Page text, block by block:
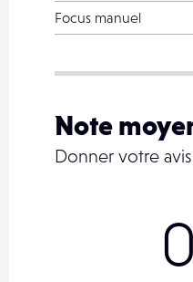
Focus manuel
Note
Donner votre avis